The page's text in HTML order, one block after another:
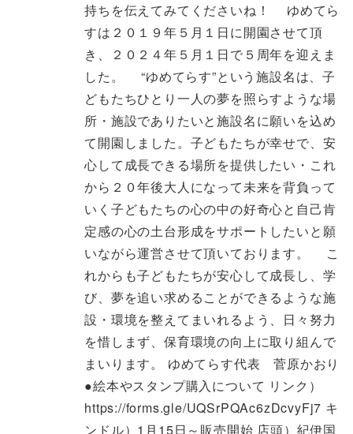
持ちを伝えてみてくださいね！ ゆめてら
すは２０１９年５月１日に開園させて頂
き、２０２４年５月１日で５周年を迎えま
した。 “ゆめてらす”という施設名は、子
どもたちひとり一人の夢を照らすような場
所・施設でありたいと施設名に願いを込め
て開園しました。子どもたちが幸せで、安
心して成長できる場所を提供したい・これ
から２０年後大人になって未来を背負って
いく子どもたちの心の中の好奇心と自己肯
定感の心の土台形成をサポートしたいと願
いながら運営させて頂いております。 こ
れからも子どもたちが安心して成長し、学
び、夢を追い求めることができるような施
設・環境を整えてまいれるよう、日々努力
を惜しまず、保育環境の向上に取り組んで
まいります。 ゆめてらす代表 菅原かおり
●絵本やスタンプ購入について リンク）
https://forms.gle/UQSrPQAc6zDcvyFj7 キ
ンドル）1月15日～販売開始 店頭）紀伊国